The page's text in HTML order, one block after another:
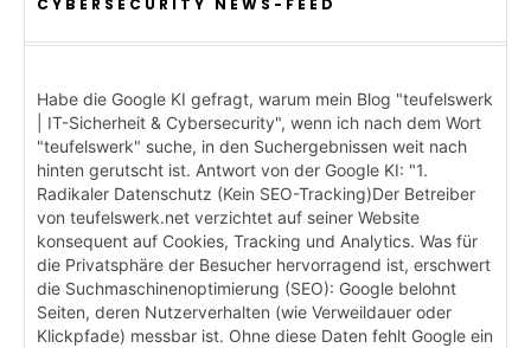
CYBERSECURITY NEWS-FEED
Habe die Google KI gefragt, warum mein Blog "teufelswerk
| IT-Sicherheit & Cybersecurity", wenn ich nach dem Wort
"teufelswerk" suche, in den Suchergebnissen weit nach
hinten gerutscht ist. Antwort von der Google KI: "1.
Radikaler Datenschutz (Kein SEO-Tracking)Der Betreiber
von teufelswerk.net verzichtet auf seiner Website
konsequent auf Cookies, Tracking und Analytics. Was für
die Privatsphäre der Besucher hervorragend ist, erschwert
die Suchmaschinenoptimierung (SEO): Google belohnt
Seiten, deren Nutzerverhalten (wie Verweildauer oder
Klickpfade) messbar ist. Ohne diese Daten fehlt Google ein